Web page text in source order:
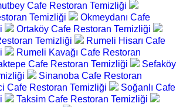
Cafe Restoran Temizliği
Temizliği
Okmeydanı Cafe
Ortaköy Cafe Restoran Temizliği
Temizliği
Rumeli Hisarı Cafe
Rumeli Kavağı Cafe Restoran
Cafe Restoran Temizliği
Sefaköy
Sinanoba Cafe Restoran
Cafe Restoran Temizliği
Soğanlı Cafe
Taksim Cafe Restoran Temizliği